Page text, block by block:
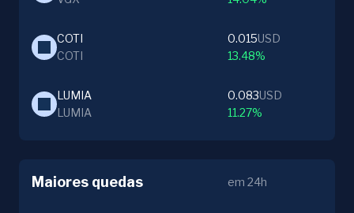
COTI
COTI
0.015USD
13.48%
LUMIA
LUMIA
0.083USD
11.27%
Maiores quedas em 24h